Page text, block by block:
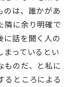
のは、誰かがあ
隣に余り明確で
に話を聞く人の
まっているとい
ものだ、と私に
るところによる